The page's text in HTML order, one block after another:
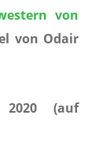
von
von Odair
2020 (auf